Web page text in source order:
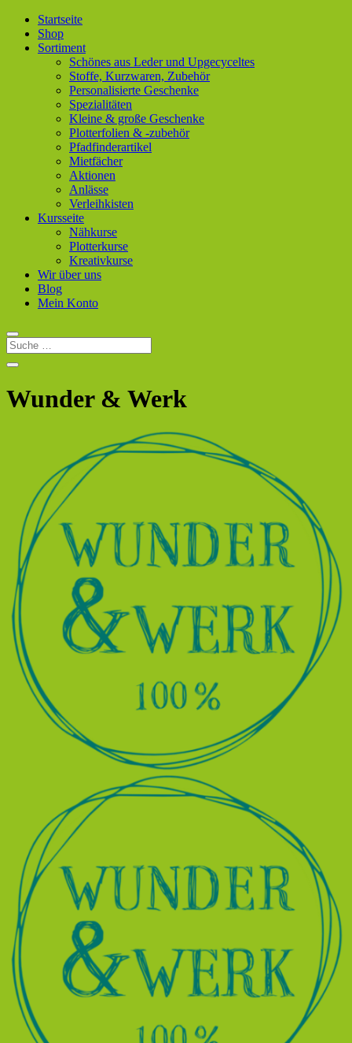
Startseite
Shop
Sortiment
Schönes aus Leder und Upgecyceltes
Stoffe, Kurzwaren, Zubehör
Personalisierte Geschenke
Spezialitäten
Kleine & große Geschenke
Plotterfolien & -zubehör
Pfadfinderartikel
Mietfächer
Aktionen
Anlässe
Verleihkisten
Kursseite
Nähkurse
Plotterkurse
Kreativkurse
Wir über uns
Blog
Mein Konto
Wunder & Werk